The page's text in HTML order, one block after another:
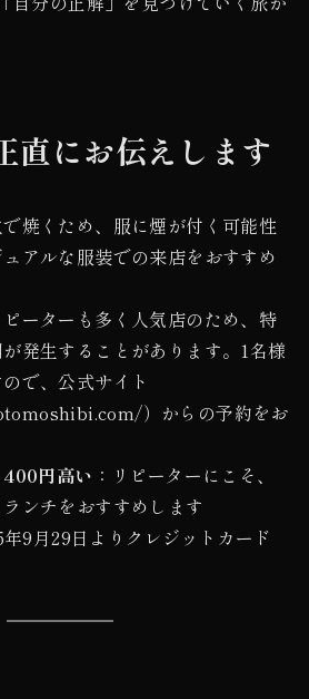
直にお伝えします
で焼くため、服に煙が付く可能性
アルな服装での来店をおすすめ
ピーターも多く人気店のため、特
発生することがあります。1名様
で、公式サイト
）からの予約をお
円高い ：リピーターにこそ、
ンチをおすすめします
年9月29日よりクレジットカード